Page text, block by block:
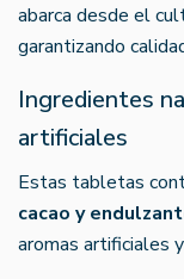
abarca desde el
garantizando
Ingredientes
artificiales
Estas tabletas
cacao y
aromas artificiales